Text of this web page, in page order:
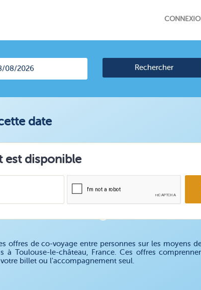
Rechercher
date
est disponible
offres de co-voyage entre personnes sur les moyens
à Toulouse-le-château, France. Ces offres
billet ou l'accompagnement seul.